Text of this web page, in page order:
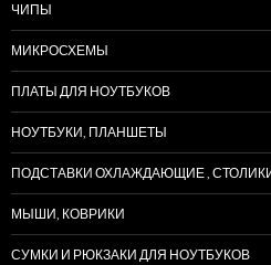
ЧИПЫ
МИКРОСХЕМЫ
ПЛАТЫ ДЛЯ НОУТБУКОВ
НОУТБУКИ, ПЛАНШЕТЫ
ПОДСТАВКИ ОХЛАЖДАЮЩИЕ ,
МЫШИ, КОВРИКИ
СУМКИ И РЮКЗАКИ ДЛЯ НОУТБУКОВ